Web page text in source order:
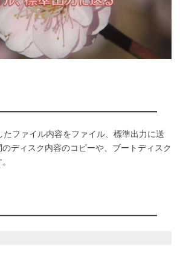
ファイル内容をファイル、標準出力に送
ディスク内容のコピーや、ブートディスク